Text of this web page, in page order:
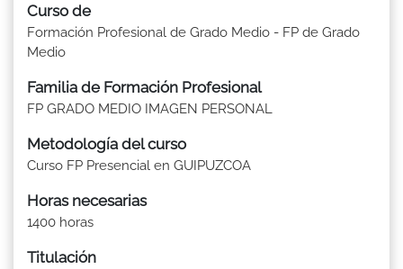
Curso de
Formación Profesional de Grado Medio - FP de Grado
Medio
Familia de Formación Profesional
FP GRADO MEDIO IMAGEN PERSONAL
Metodología del curso
Curso FP Presencial en GUIPUZCOA
Horas necesarias
1400 horas
Titulación